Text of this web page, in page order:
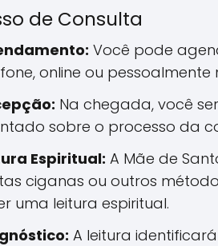
de Consulta
Você pode
online ou pessoalmente
Na chegada, você
sobre o processo da
Espiritual: A Mãe de
ciganas ou outros
uma leitura espiritual.
A leitura